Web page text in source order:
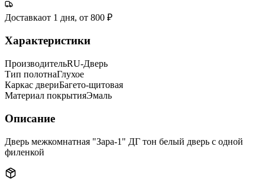
Доставкаот 1 дня, от 800 ₽
Характеристики
ПроизводительRU-Дверь
Тип полотнаГлухое
Каркас двериБагето-щитовая
Материал покрытияЭмаль
Описание
Дверь межкомнатная "Зара-1" ДГ тон белый дверь с одной
филенкой